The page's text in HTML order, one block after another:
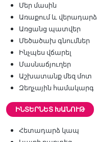
Մեր մասին
Առաքում և վերադարձ
Առցանց պատվեր
Մեծածախ գնումներ
Ինչպես վճարել
Մասնաճյուղեր
Աշխատանք մեզ մոտ
Զեղչային համակարգ
ԻՆՏԵՐՆԵՏ ԽԱՆՈՒԹ
Հետադարձ կապ